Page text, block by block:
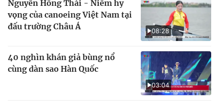
08:28
Nguyễn Hồng Thái - Niềm hy
vọng của canoeing Việt Nam tại
đấu trường Châu Á
03:04
40 nghìn khán giả bùng nổ
cùng dàn sao Hàn Quốc